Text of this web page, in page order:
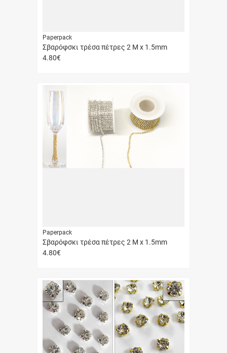
Paperpack
Σβαρόφσκι τρέσα πέτρες 2 Μ x 1.5mm
4.80€
Paperpack
Σβαρόφσκι τρέσα πέτρες 2 Μ x 1.5mm
4.80€